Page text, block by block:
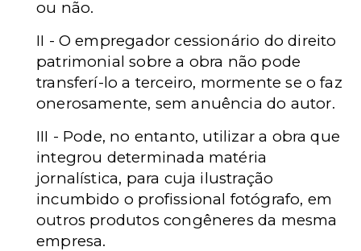
ou não.
II - O empregador cessionário do direito
patrimonial sobre a obra não pode
transferí-lo a terceiro, mormente se o faz
onerosamente, sem anuência do autor.
III - Pode, no entanto, utilizar a obra que
integrou determinada matéria
jornalística, para cuja ilustração
incumbido o profissional fotógrafo, em
outros produtos congêneres da mesma
empresa.